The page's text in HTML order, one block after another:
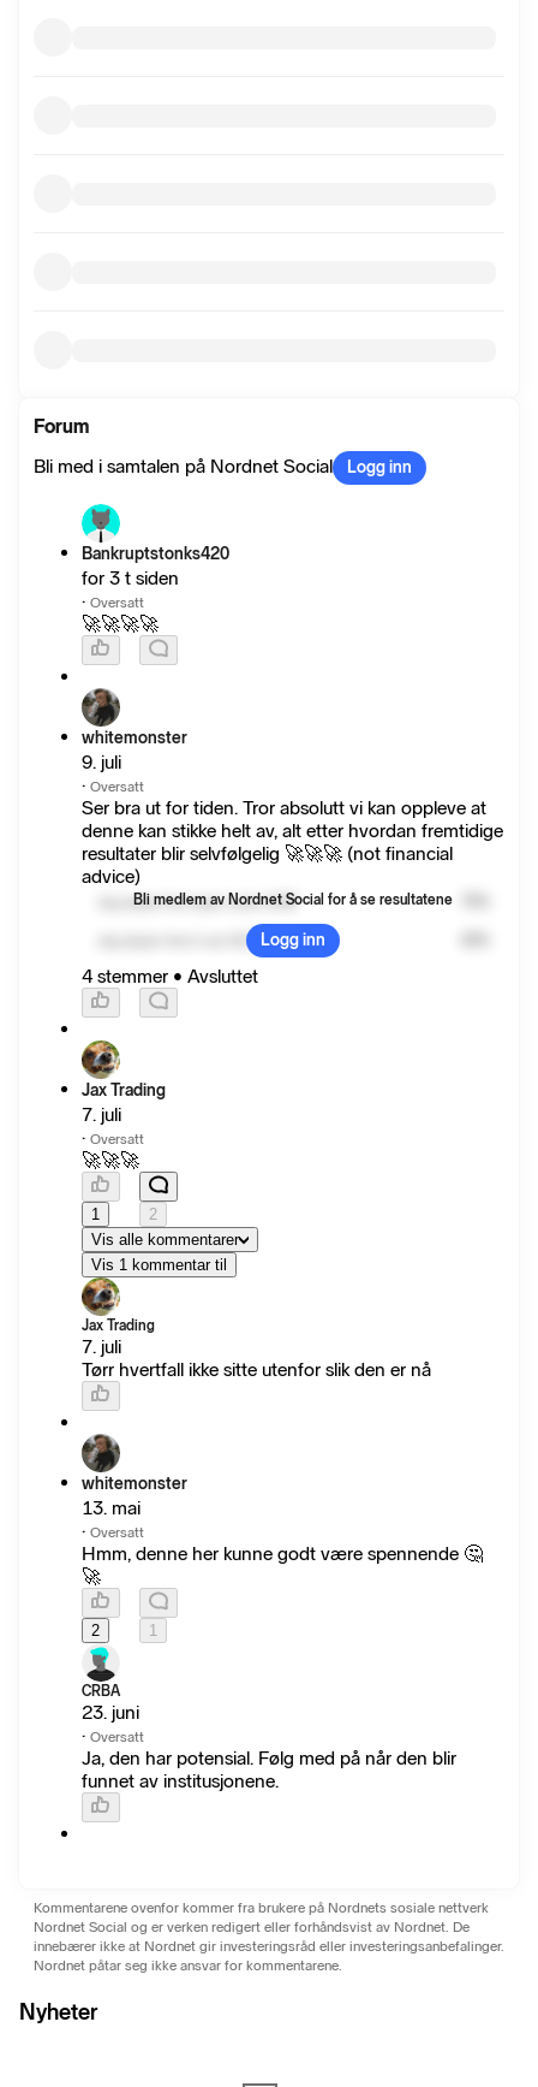
Forum
Bli med i samtalen på Nordnet Social
Logg inn
Bankruptstonks420
for 3 t siden
· Oversatt
🚀🚀🚀🚀
whitemonster
9. juli
· Oversatt
Ser bra ut for tiden. Tror absolutt vi kan oppleve at
denne kan stikke helt av, alt etter hvordan fremtidige
resultater blir selvfølgelig 🚀🚀🚀 (not financial
advice)
Bli medlem av Nordnet Social for å se resultatene
Logg inn
Jeg kjøper/har kjøpt under $5😎
Jeg kjøper først over $5 🤡
4 stemmer • Avsluttet
Jax Trading
7. juli
· Oversatt
🚀🚀🚀
1
2
Vis alle kommentarer
Vis 1 kommentar til
Jax Trading
7. juli
Tørr hvertfall ikke sitte utenfor slik den er nå
whitemonster
13. mai
· Oversatt
Hmm, denne her kunne godt være spennende 🤔
🚀
2 1
CRBA
23. juni
· Oversatt
Ja, den har potensial. Følg med på når den blir
funnet av institusjonene.
Kommentarene ovenfor kommer fra brukere på Nordnets sosiale nettverk
Nordnet Social og er verken redigert eller forhåndsvist av Nordnet. De
innebærer ikke at Nordnet gir investeringsråd eller investeringsanbefalinger.
Nordnet påtar seg ikke ansvar for kommentarene.
Nyheter